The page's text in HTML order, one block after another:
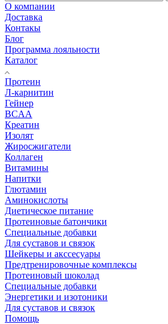
О компании
Доставка
Контакы
Блог
Программа лояльности
Каталог
Протеин
Л-карнитин
Гейнер
BCAA
Креатин
Изолят
Жиросжигатели
Коллаген
Витамины
Напитки
Глютамин
Аминокислоты
Диетическое питание
Протеиновые батончики
Специальные добавки
Для суставов и связок
Шейкеры и акссесуары
Предтренировочные комплексы
Протеиновый шоколад
Специальные добавки
Энергетики и изотоники
Для суставов и связок
Помощь